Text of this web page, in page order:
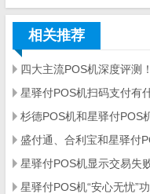
相关推荐
星驿付POS机扫码支付有
杉德POS机和星驿付POS
盛付通、合利宝和星驿付
星驿付POS机显示交易失
星驿付POS机“安心无忧”